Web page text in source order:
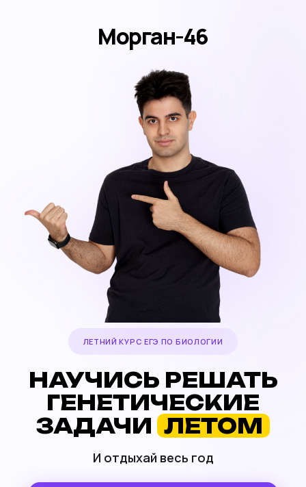
Морган-46
ЛЕТНИЙ КУРС ЕГЭ ПО БИОЛОГИИ
НАУЧИСЬ РЕШАТЬ
ГЕНЕТИЧЕСКИЕ
ЗАДАЧИ ЛЕТОМ
И отдыхай весь год